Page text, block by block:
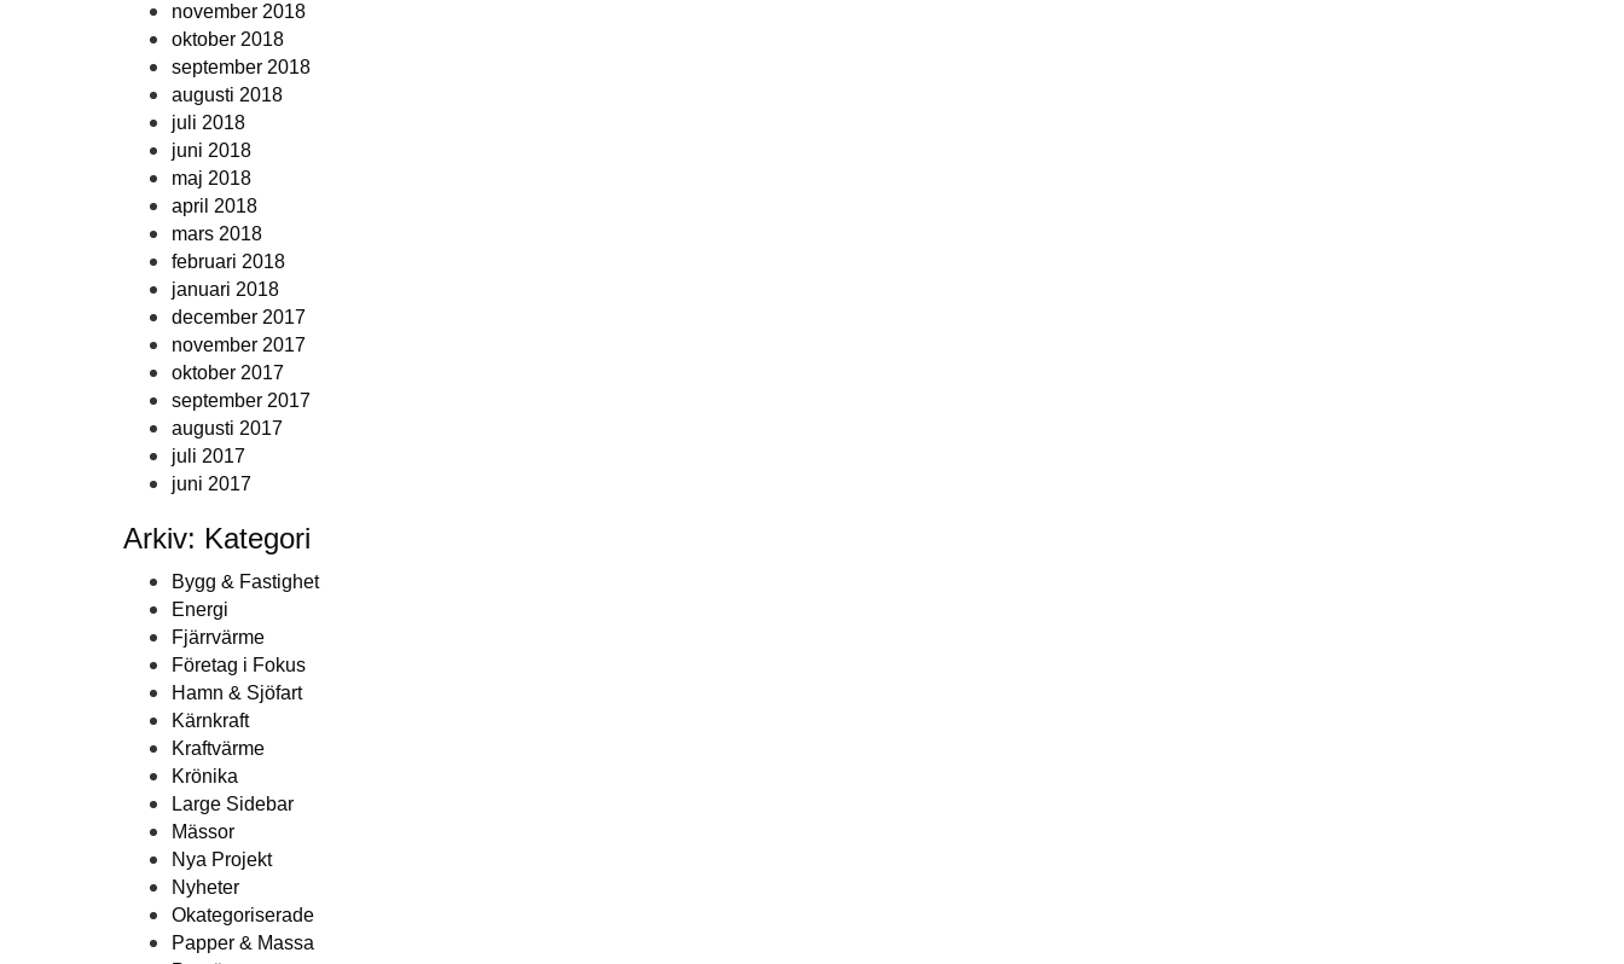
november 2018
oktober 2018
september 2018
augusti 2018
juli 2018
juni 2018
maj 2018
april 2018
mars 2018
februari 2018
januari 2018
december 2017
november 2017
oktober 2017
september 2017
augusti 2017
juli 2017
juni 2017
Arkiv: Kategori
Bygg & Fastighet
Energi
Fjärrvärme
Företag i Fokus
Hamn & Sjöfart
Kärnkraft
Kraftvärme
Krönika
Large Sidebar
Mässor
Nya Projekt
Nyheter
Okategoriserade
Papper & Massa